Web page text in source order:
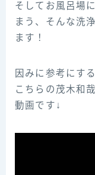
そしてお風呂場
まう、そんな洗
ます！
因みに参考にす
こちらの茂木和
動画です↓